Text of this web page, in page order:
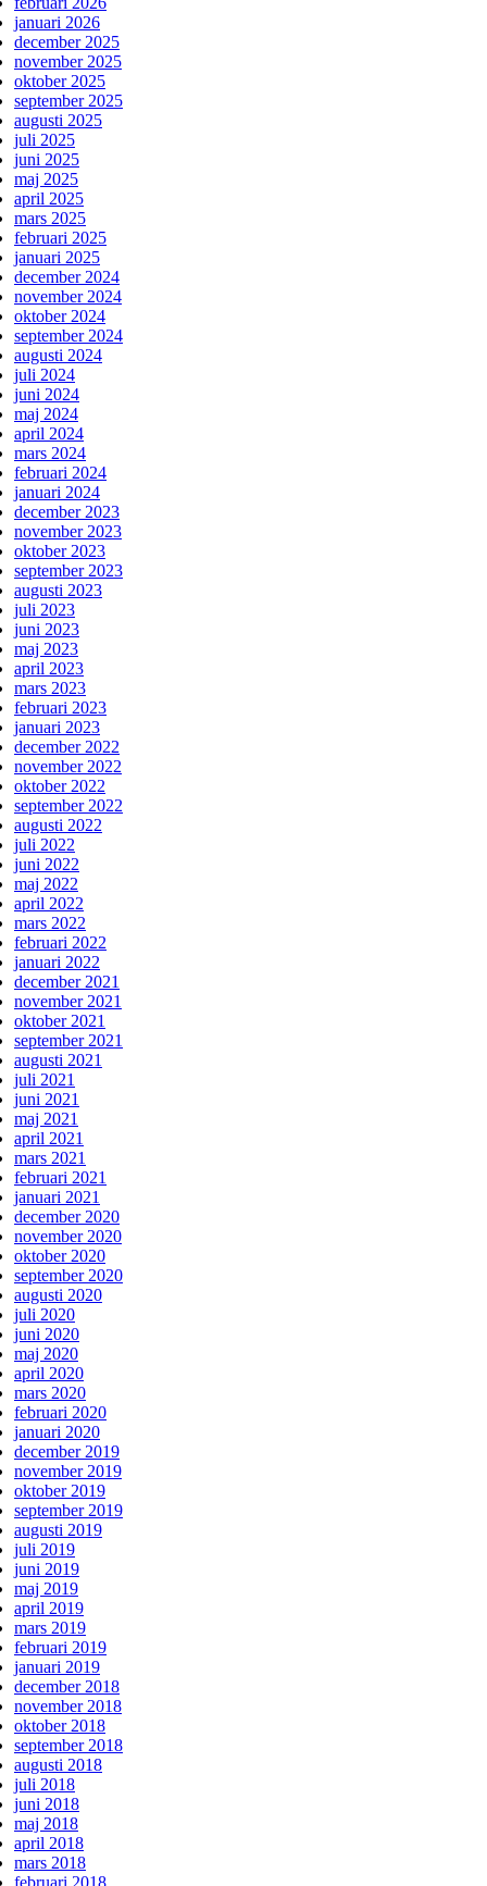
januari 2026
december 2025
november 2025
oktober 2025
september 2025
augusti 2025
juli 2025
juni 2025
maj 2025
april 2025
mars 2025
februari 2025
januari 2025
december 2024
november 2024
oktober 2024
september 2024
augusti 2024
juli 2024
juni 2024
maj 2024
april 2024
mars 2024
februari 2024
januari 2024
december 2023
november 2023
oktober 2023
september 2023
augusti 2023
juli 2023
juni 2023
maj 2023
april 2023
mars 2023
februari 2023
januari 2023
december 2022
november 2022
oktober 2022
september 2022
augusti 2022
juli 2022
juni 2022
maj 2022
april 2022
mars 2022
februari 2022
januari 2022
december 2021
november 2021
oktober 2021
september 2021
augusti 2021
juli 2021
juni 2021
maj 2021
april 2021
mars 2021
februari 2021
januari 2021
december 2020
november 2020
oktober 2020
september 2020
augusti 2020
juli 2020
juni 2020
maj 2020
april 2020
mars 2020
februari 2020
januari 2020
december 2019
november 2019
oktober 2019
september 2019
augusti 2019
juli 2019
juni 2019
maj 2019
april 2019
mars 2019
februari 2019
januari 2019
december 2018
november 2018
oktober 2018
september 2018
augusti 2018
juli 2018
juni 2018
maj 2018
april 2018
mars 2018
februari 2018